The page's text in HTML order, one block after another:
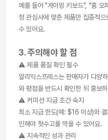
예를 들어 "게이밍 키보드", "홈 오
정 관심사에 맞춘 제품만 집중적
수 있어요.
3. 주의해야 할 점
⚠️ 제품 품질 확인 필수
알리익스프레스는 판매자가 다양
와 평점을 반드시 확인한 뒤 홍보
⚠️ 커미션 지급 조건 숙지
최소 지급 한도(예: $16 이상)와
인해야 헛수고를 막을 수 있어요.
⚠️ 지속적인 성과 관리